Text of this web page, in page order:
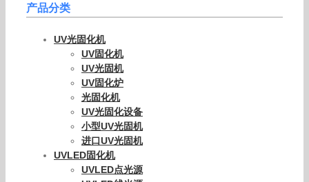
产品分类
UV光固化机
UV固化机
UV光固机
UV固化炉
光固化机
UV光固化设备
小型UV光固机
进口UV光固机
UVLED固化机
UVLED点光源